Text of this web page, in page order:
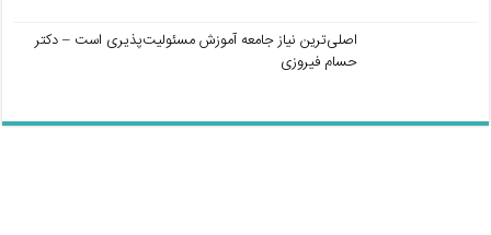
اصلی‌ترین نیاز جامعه آموزش مسئولیت‌پذیری است – دکتر
حسام فیروزی